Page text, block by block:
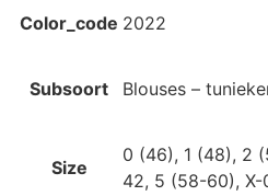
Color_code 2022
Subsoort Blouses –
Size
0 (46), 1 (48), 2
42, 5 (58-60), X-